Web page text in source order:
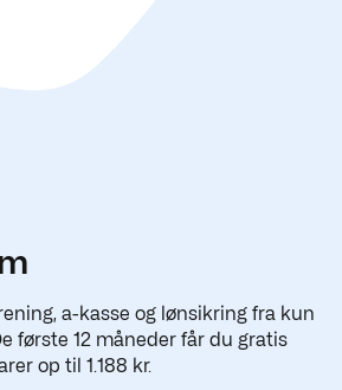
a-kasse og lønsikring fra kun
første 12 måneder får du gratis
op til 1.188 kr.